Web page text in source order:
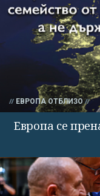
ЕВРОПА ОТБЛИЗО
Европа се